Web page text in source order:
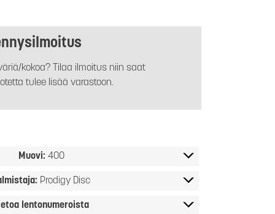
kokoa? Tilaa ilmoitus niin saat
tulee lisää varastoon.
Muovi: 400
Prodigy Disc
lentonumeroista